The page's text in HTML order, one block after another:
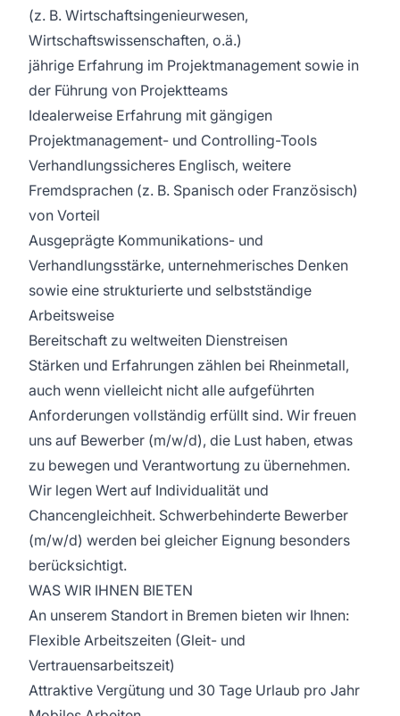
(z. B. Wirtschaftsingenieurwesen,
Wirtschaftswissenschaften, o.ä.)
jährige Erfahrung im Projektmanagement sowie in
der Führung von Projektteams
Idealerweise Erfahrung mit gängigen
Projektmanagement- und Controlling-Tools
Verhandlungssicheres Englisch, weitere
Fremdsprachen (z. B. Spanisch oder Französisch)
von Vorteil
Ausgeprägte Kommunikations- und
Verhandlungsstärke, unternehmerisches Denken
sowie eine strukturierte und selbstständige
Arbeitsweise
Bereitschaft zu weltweiten Dienstreisen
Stärken und Erfahrungen zählen bei Rheinmetall,
auch wenn vielleicht nicht alle aufgeführten
Anforderungen vollständig erfüllt sind. Wir freuen
uns auf Bewerber (m/w/d), die Lust haben, etwas
zu bewegen und Verantwortung zu übernehmen.
Wir legen Wert auf Individualität und
Chancengleichheit. Schwerbehinderte Bewerber
(m/w/d) werden bei gleicher Eignung besonders
berücksichtigt.
WAS WIR IHNEN BIETEN
An unserem Standort in Bremen bieten wir Ihnen:
Flexible Arbeitszeiten (Gleit- und
Vertrauensarbeitszeit)
Attraktive Vergütung und 30 Tage Urlaub pro Jahr